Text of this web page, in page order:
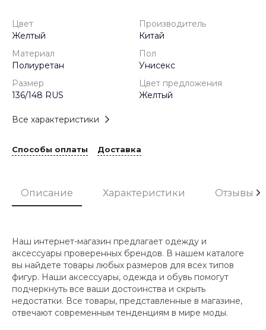
Цвет
Желтый
Производитель
Китай
Материал
Полиуретан
Пол
Унисекс
Размер
136/148 RUS
Цвет предложения
Желтый
Все характеристики
Способы оплаты Доставка
Описание Характеристики Отзывы
Наш интернет-магазин предлагает одежду и
аксессуары проверенных брендов. В нашем каталоге
вы найдете товары любых размеров для всех типов
фигур. Наши аксессуары, одежда и обувь помогут
подчеркнуть все ваши достоинства и скрыть
недостатки. Все товары, представленные в магазине,
отвечают современным тенденциям в мире моды.